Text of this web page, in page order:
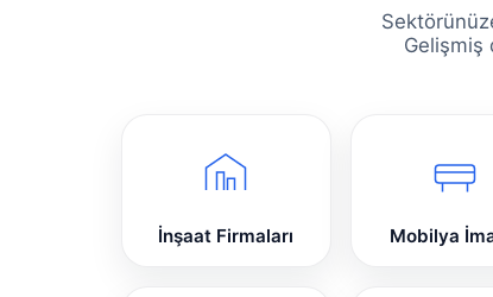
Gelişmiş
İnşaat Firmaları Mobilya